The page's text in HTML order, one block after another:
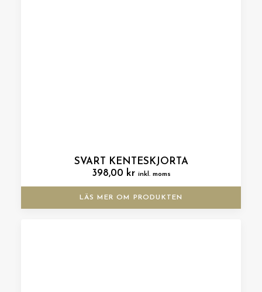
SVART KENTESKJORTA
398,00 kr inkl. moms
LÄS MER OM PRODUKTEN